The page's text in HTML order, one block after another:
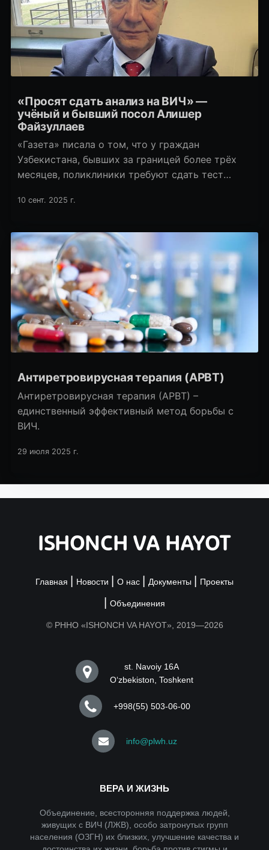
«Просят сдать анализ на ВИЧ» —
учёный и бывший посол Алишер
Файзуллаев
«Газета» писала о том, что у граждан
Узбекистана, бывших за границей более трёх
месяцев, поликлиники требуют сдать тест
посол в ряде стран Европы, бывший замглавы
Файзуллаев.
10 сент. 2025 г.
Антиретровирусная терапия (АРВТ)
Антиретровирусная терапия (АРВТ) –
единственный эффективный метод борьбы с
ВИЧ.
29 июля 2025 г.
ISHONCH VA HAYOT
Главная Новости О нас Документы Проекты
Объединения
© РННО «ISHONCH VA HAYOT», 2019—2026
st. Navoiy 16A
Oʻzbekiston, Toshkent
+998(55) 503-06-00
info@plwh.uz
ВЕРА И ЖИЗНЬ
Объединение, всесторонняя поддержка людей,
живущих с ВИЧ (ЛЖВ), особо затронутых групп
населения (ОЗГН) их близких, улучшение качества и